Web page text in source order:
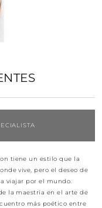
tiene un estilo que la
vive, pero el deseo de
viajar por el mundo.
la maestría en el arte de
más poético entre